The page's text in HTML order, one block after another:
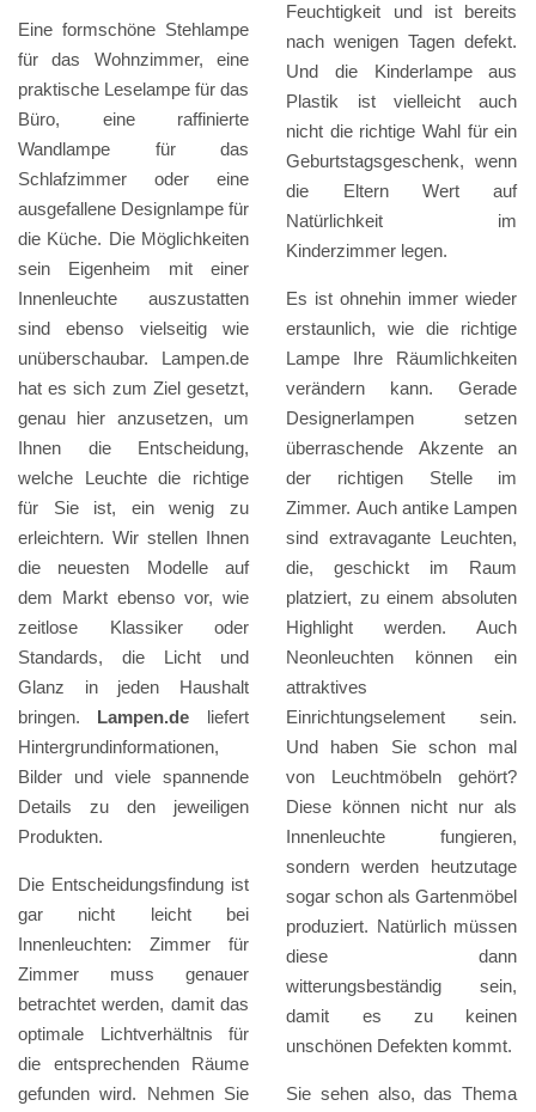
Eine formschöne Stehlampe
für das Wohnzimmer, eine
praktische Leselampe für das
Büro, eine raffinierte
Wandlampe für das
Schlafzimmer oder eine
ausgefallene Designlampe für
die Küche. Die Möglichkeiten
sein Eigenheim mit einer
Innenleuchte auszustatten
sind ebenso vielseitig wie
unüberschaubar. Lampen.de
hat es sich zum Ziel gesetzt,
genau hier anzusetzen, um
Ihnen die Entscheidung,
welche Leuchte die richtige
für Sie ist, ein wenig zu
erleichtern. Wir stellen Ihnen
die neuesten Modelle auf
dem Markt ebenso vor, wie
zeitlose Klassiker oder
Standards, die Licht und
Glanz in jeden Haushalt
bringen. Lampen.de liefert
Hintergrundinformationen,
Bilder und viele spannende
Details zu den jeweiligen
Produkten.
Die Entscheidungsfindung ist
gar nicht leicht bei
Innenleuchten: Zimmer für
Zimmer muss genauer
betrachtet werden, damit das
optimale Lichtverhältnis für
die entsprechenden Räume
gefunden wird. Nehmen Sie
Feuchtigkeit und ist bereits
nach wenigen Tagen defekt.
Und die Kinderlampe aus
Plastik ist vielleicht auch
nicht die richtige Wahl für ein
Geburtstagsgeschenk, wenn
die Eltern Wert auf
Natürlichkeit im
Kinderzimmer legen.
Es ist ohnehin immer wieder
erstaunlich, wie die richtige
Lampe Ihre Räumlichkeiten
verändern kann. Gerade
Designerlampen setzen
überraschende Akzente an
der richtigen Stelle im
Zimmer. Auch antike Lampen
sind extravagante Leuchten,
die, geschickt im Raum
platziert, zu einem absoluten
Highlight werden. Auch
Neonleuchten können ein
attraktives
Einrichtungselement sein.
Und haben Sie schon mal
von Leuchtmöbeln gehört?
Diese können nicht nur als
Innenleuchte fungieren,
sondern werden heutzutage
sogar schon als Gartenmöbel
produziert. Natürlich müssen
diese dann
witterungsbeständig sein,
damit es zu keinen
unschönen Defekten kommt.
Sie sehen also, das Thema